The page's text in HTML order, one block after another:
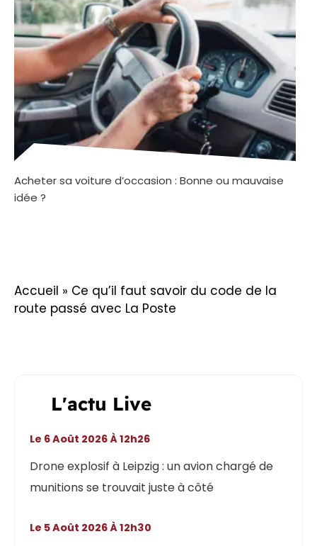
Acheter sa voiture d’occasion : Bonne ou mauvaise
idée ?
Accueil » Ce qu’il faut savoir du code de la
route passé avec La Poste
L'actu Live
Drone explosif à Leipzig : un avion chargé de
munitions se trouvait juste à côté
Le 6 Août 2026 À 12h26
Le 5 Août 2026 À 12h30